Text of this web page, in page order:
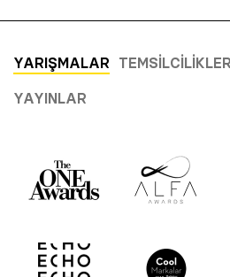
YARIŞMALAR TEMSILCILIKLER
YAYINLAR